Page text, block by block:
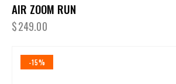
AIR ZOOM RUN
$249.00
-15%